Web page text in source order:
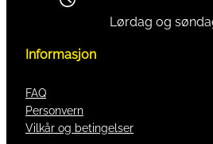
Lørdag og
Informasjon
FAQ
Personvern
Vilkår og betingelser